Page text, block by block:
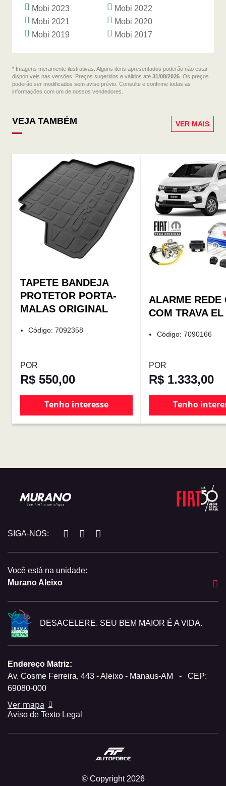
Mobi 2023
Mobi 2022
Mobi 2021
Mobi 2020
Mobi 2019
Mobi 2017
* Imagens meramente ilustrativas. Alguns itens apresentados poderão não estar
disponíveis nas versões. Preços sugeridos e válidos até 31/08/2026. Os preços
poderão ser modificados sem aviso prévio. Consulte e confirme todas as
informações com um de nossos vendedores.
VEJA TAMBÉM VER MAIS
TAPETE BANDEJA
PROTETOR PORTA-
MALAS ORIGINAL
Código: 7092358
POR
R$ 550,00
Tenho interesse
ALARME REDE
COM TRAVA
Código: 7090166
POR
R$ 1.333,00
Tenho
SIGA-NOS:
Você está na unidade:
Murano Aleixo
DESACELERE. SEU BEM MAIOR É A VIDA.
Endereço Matriz:
Av. Cosme Ferreira, 443 - Aleixo - Manaus-AM
-
CEP:
69080-000
Ver mapa
Aviso de Texto Legal
© Copyright 2026